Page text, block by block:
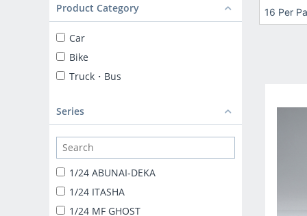
Product Category
Car
Bike
Truck・Bus
Series
1/24 ABUNAI-DEKA
1/24 ITASHA
1/24 MF GHOST
16 Per